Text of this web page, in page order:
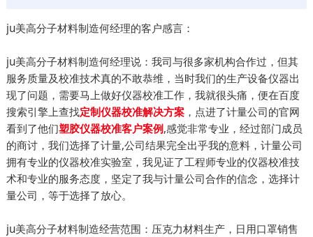
ju美高分子材料制造何经理的客户感言：
ju美高分子材料制造何经理说：我司与很多家机构合作过，但其
服务质量及校准技术真的不敢恭维，当时我们的生产设备仪器出
现了问题，需要马上做好仪器校准工作，我就很头痛，便在百度
搜索引擎上查找定制仪器校准解决方案，点进了计量公司的官网
看到了他们塑胶仪器校准客户案例,感觉非常专业，经过部门成员
的商讨，我们选择了计量,公司结果完全出乎我的意料，计量公司
拥有专业的仪器校准实验室，我见证了工程师专业的仪器校准技
术和专业的服务态度，坚定了我与计量公司合作的信念，选择计
量公司，等于选择了放心。
ju美高分子材料制造经营范围：压克力材料生产，日用口罩销售